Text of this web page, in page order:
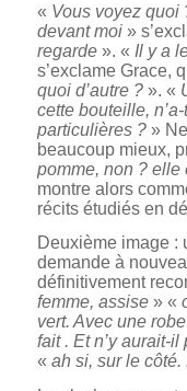
« Vous voyez quoi
devant moi»
regarde». « Il y a
s’exclame Grace,
quoi d’autre ? ». «
cette bouteille,
particulières ?»
beaucoup mieux,
pomme, non ? elle
montre alors
récits étudiés en
Deuxième image :
demande à
définitivement
femme, assise» «
vert. Avec une
fait . Et n’y aurait-
« ah si, sur le